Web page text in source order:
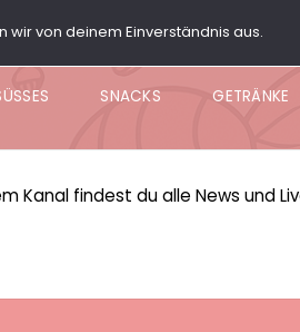
SNACKS GETRÄNKE
Kanal findest du alle News und
wir von deinem Einverständnis aus.